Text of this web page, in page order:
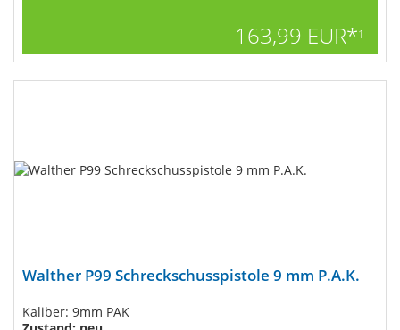
163,99 EUR*1
Walther P99 Schreckschusspistole 9 mm P.A.K.
Kaliber: 9mm PAK